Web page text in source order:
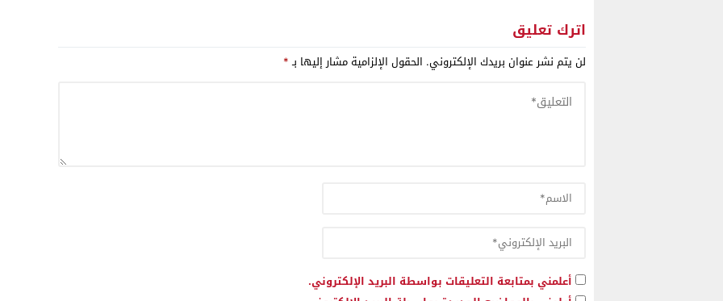
حقي بهدف إسكات صوتي
اترك تعليق
لن يتم نشر عنوان بريدك الإلكتروني. الحقول الإلزامية مشار إليها بـ*
أعلمني بمتابعة التعليقات بواسطة البريد الإلكتروني.